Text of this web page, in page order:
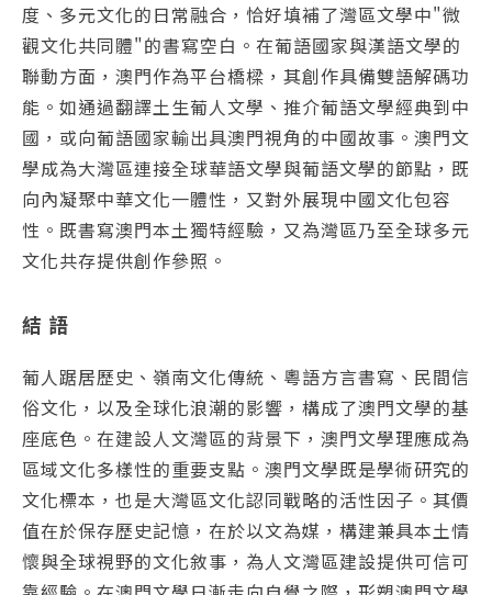
度、多元文化的日常融合，恰好填補了灣區文學中"微
觀文化共同體"的書寫空白。在葡語國家與漢語文學的
聯動方面，澳門作為平台橋樑，其創作具備雙語解碼功
能。如通過翻譯土生葡人文學、推介葡語文學經典到中
國，或向葡語國家輸出具澳門視角的中國故事。澳門文
學成為大灣區連接全球華語文學與葡語文學的節點，既
向內凝聚中華文化一體性，又對外展現中國文化包容
性。既書寫澳門本土獨特經驗，又為灣區乃至全球多元
文化共存提供創作參照。
結 語
葡人踞居歷史、嶺南文化傳統、粵語方言書寫、民間信
俗文化，以及全球化浪潮的影響，構成了澳門文學的基
座底色。在建設人文灣區的背景下，澳門文學理應成為
區域文化多樣性的重要支點。澳門文學既是學術研究的
文化標本，也是大灣區文化認同戰略的活性因子。其價
值在於保存歷史記憶，在於以文為媒，構建兼具本土情
懷與全球視野的文化敘事，為人文灣區建設提供可信可